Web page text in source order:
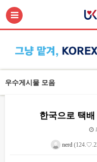
우수게시물 모음
한국으로 택
nerd